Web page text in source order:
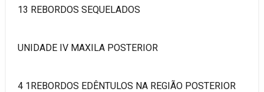
13 REBORDOS SEQUELADOS
UNIDADE IV MAXILA POSTERIOR
4 1REBORDOS EDÊNTULOS NA REGIÃO POSTERIOR